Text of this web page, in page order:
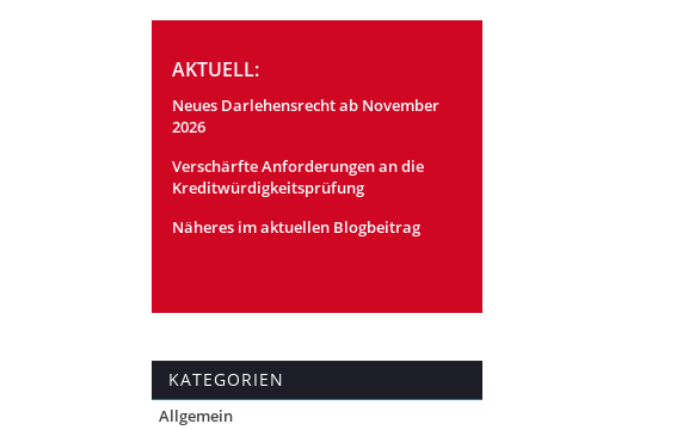
AKTUELL:
Neues Darlehensrecht ab November
2026
Verschärfte Anforderungen an die
Kreditwürdigkeitsprüfung
Näheres im aktuellen Blogbeitrag
KATEGORIEN
Allgemein